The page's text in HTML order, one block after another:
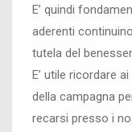
E’ quindi
aderenti
tutela del
E’ utile ricordare
della campagna
recarsi presso i